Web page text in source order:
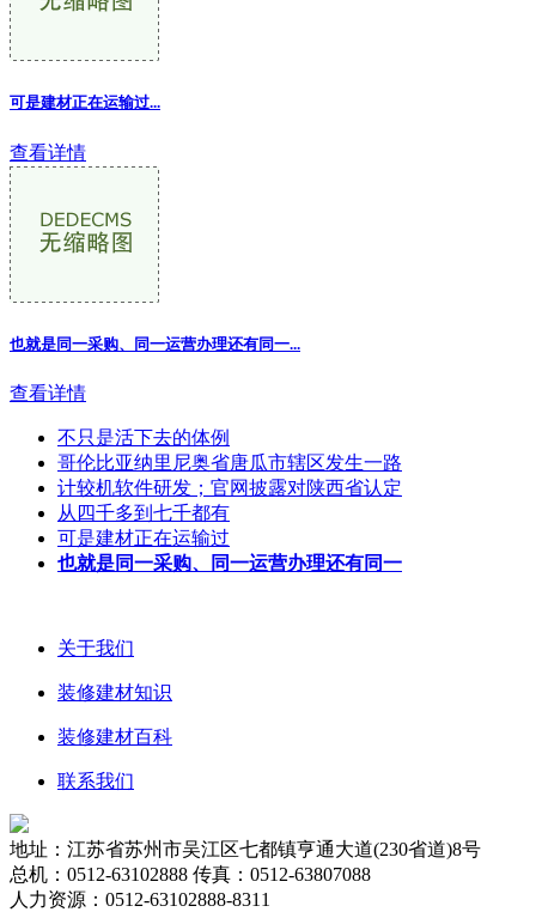
可是建材正在运输过...
查看详情
也就是同一采购、同一运营办理还有同一...
查看详情
不只是活下去的体例
哥伦比亚纳里尼奥省唐瓜市辖区发生一路
计较机软件研发；官网披露对陕西省认定
从四千多到七千都有
可是建材正在运输过
也就是同一采购、同一运营办理还有同一
关于我们
装修建材知识
装修建材百科
联系我们
地址：江苏省苏州市吴江区七都镇亨通大道(230省道)8号
总机：0512-63102888 传真：0512-63807088
人力资源：0512-63102888-8311